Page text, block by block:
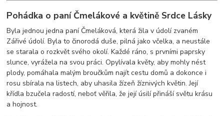
Pohádka o paní Čmelákové a květině Srdce Lásky
Byla jednou jedna paní Čmeláková, která žila v údolí zvaném
Zářivé údolí. Byla to činorodá duše, pilná jako včelka, a neustále
se starala o rozkvět svého okolí. Každé ráno, s prvními paprsky
slunce, vyrážela na svou práci. Opylívala květy, aby mohly nést
plody, pomáhala malým broučkům najít cestu domů a dokonce i
rosu sbírala na listech, aby uhasila žízeň žíznivých květin. Její
křídla bzučela radostí, neboť věřila, že její úsilí přináší světu krásu
a hojnost.